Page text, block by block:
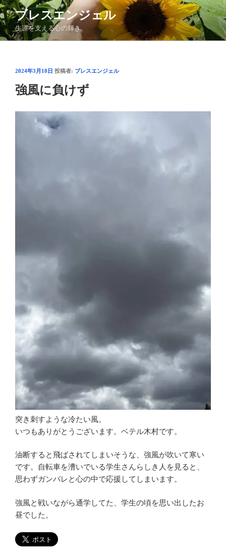
コ
ン
テ
ン
ブレスエンジェル
生涯を支える心の輝き
投
日:
2024年3月18日 投稿者: ブレスエンジェル
強風に負けず
突き刺すような冷たい風。
いつもありがとうございます。ベテル木村です。
油断すると飛ばされてしまいそうな、強風が吹いて寒い
です。自転車を漕いでいる学生さんらしき人を見ると、
思わずガンバレと心の中で応援してしまいます。
強風と戦いながら通学してた、学生の頃を思い出したお
昼でした。